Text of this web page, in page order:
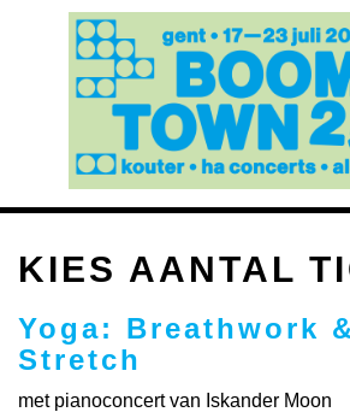
KIES AANTAL
Yoga: Breathwork
Stretch
met pianoconcert van Iskander Moon